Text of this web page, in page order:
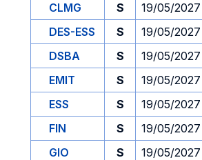
CLMG
S 19/05/2027
DES-ESS
S 19/05/2027
DSBA
S 19/05/2027
EMIT
S 19/05/2027
ESS
S 19/05/2027
FIN
S 19/05/2027
GIO
S 19/05/2027